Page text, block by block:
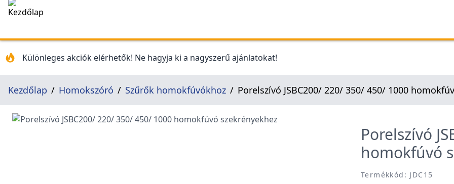
Különleges akciók elérhetők! Ne hagyja ki a nagyszerű ajánlatokat!
Kezdőlap Homokszóró Szűrők homokfúvókhoz Porelszívó JSBC200/ 220/ 350/ 450/ 1000
Porelszívó
homokfúvó
Termékkód: JDC15